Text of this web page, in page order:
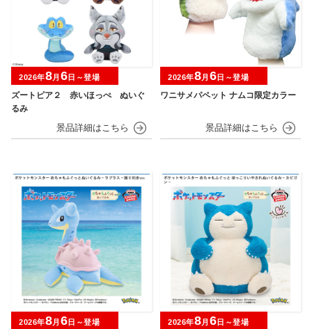
ズートピア２ 赤いほっぺ ぬいぐ
るみ
2026年8月 6日～登場
ワニサメパペット ナムコ限定カラー
2026年8月 6日～登場
2026年8月 6日～登場 2026年8月 6日～登場